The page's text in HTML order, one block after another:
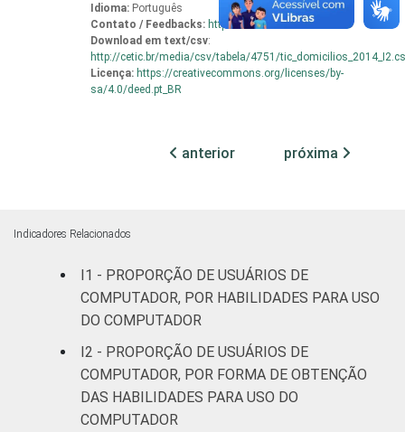
Médio 78 41
Superior 80 44
anos
De 35 a 44
anos
De 45 a 59
anos
77 50
Idioma: Português
Contato / Feedbacks: http://cetic.br/contato/
Download em text/csv:
http://cetic.br/media/csv/tabela/4751/
Licença: https://creativecommons.org/licenses/by-
sa/4.0/deed.pt_BR
anterior próxima
Indicadores Relacionados
I1 - PROPORÇÃO DE USUÁRIOS DE
COMPUTADOR, POR HABILIDADES PARA USO
DO COMPUTADOR
I2 - PROPORÇÃO DE USUÁRIOS DE
COMPUTADOR, POR FORMA DE OBTENÇÃO
DAS HABILIDADES PARA USO DO
COMPUTADOR